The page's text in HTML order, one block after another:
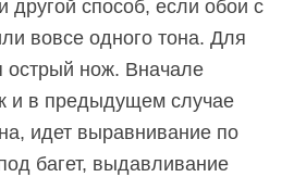
другой способ, если обои с
вовсе одного тона. Для
острый нож. Вначале
и в предыдущем случае
идет выравнивание по
багет, выдавливание